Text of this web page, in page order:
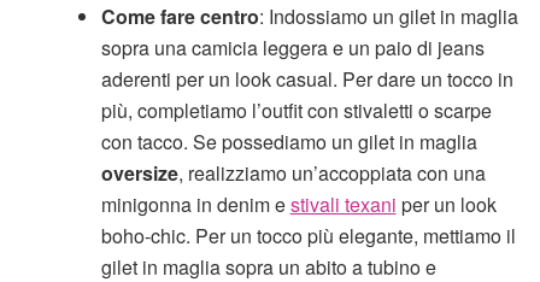
Come fare centro: Indossiamo un gilet in maglia
sopra una camicia leggera e un paio di jeans
aderenti per un look casual. Per dare un tocco in
più, completiamo l’outfit con stivaletti o scarpe
con tacco. Se possediamo un gilet in maglia
oversize, realizziamo un’accoppiata con una
minigonna in denim estivali texani per un look
boho-chic. Per un tocco più elegante, mettiamo il
gilet in maglia sopra un abito a tubino e